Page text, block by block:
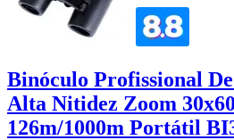
Binóculo Profissional
Alta Nitidez Zoom
126m/1000m Portátil